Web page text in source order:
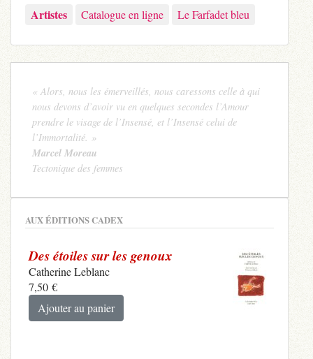
Artistes Catalogue en ligne Le Farfadet bleu
« Alors, nous les émerveillés, nous caressons celle à qui
nous devons d’avoir vu en quelques secondes l’Amour
prendre le visage de l’Insensé, et l’Insensé celui de
l’Immortalité. »
Marcel Moreau
Tectonique des femmes
AUX ÉDITIONS CADEX
Des étoiles sur les genoux
Catherine Leblanc
7,50 €
Ajouter au panier